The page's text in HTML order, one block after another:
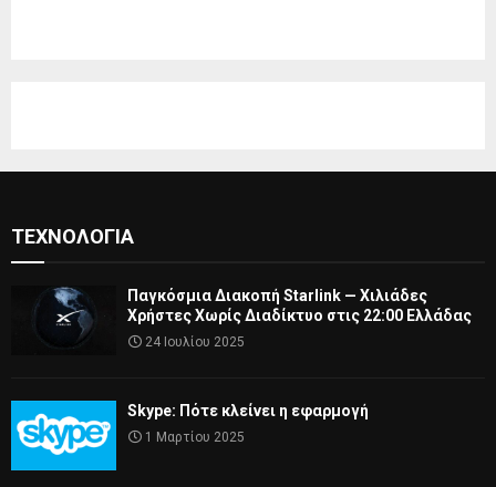
ΤΕΧΝΟΛΟΓΊΑ
Παγκόσμια Διακοπή Starlink — Χιλιάδες
Χρήστες Χωρίς Διαδίκτυο στις 22:00 Ελλάδας
24 Ιουλίου 2025
Skype: Πότε κλείνει η εφαρμογή
1 Μαρτίου 2025